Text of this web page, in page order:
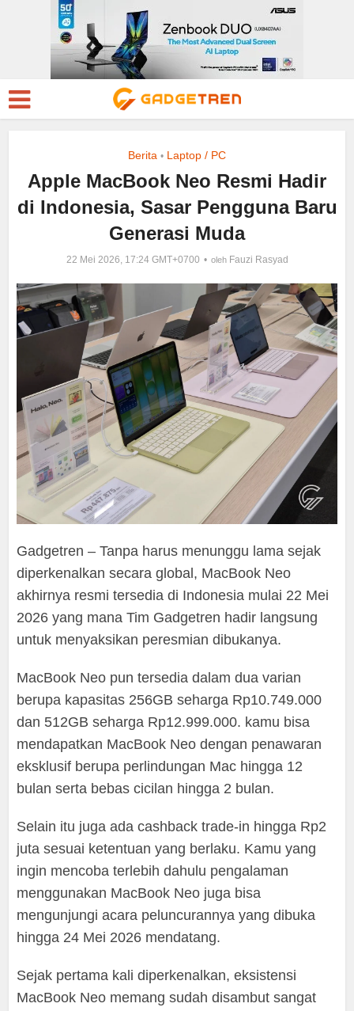
Berita • Laptop / PC
Apple MacBook Neo Resmi Hadir
di Indonesia, Sasar Pengguna Baru
Generasi Muda
22 Mei 2026, 17:24 GMT+0700 oleh Fauzi Rasyad
Gadgetren – Tanpa harus menunggu lama sejak
diperkenalkan secara global, MacBook Neo
akhirnya resmi tersedia di Indonesia mulai 22 Mei
2026 yang mana Tim Gadgetren hadir langsung
untuk menyaksikan peresmian dibukanya.
MacBook Neo pun tersedia dalam dua varian
berupa kapasitas 256GB seharga Rp10.749.000
dan 512GB seharga Rp12.999.000. kamu bisa
mendapatkan MacBook Neo dengan penawaran
eksklusif berupa perlindungan Mac hingga 12
bulan serta bebas cicilan hingga 2 bulan.
Selain itu juga ada cashback trade-in hingga Rp2
juta sesuai ketentuan yang berlaku. Kamu yang
ingin mencoba terlebih dahulu pengalaman
menggunakan MacBook Neo juga bisa
mengunjungi acara peluncurannya yang dibuka
hingga 24 Mei 2026 mendatang.
Sejak pertama kali diperkenalkan, eksistensi
MacBook Neo memang sudah disambut sangat